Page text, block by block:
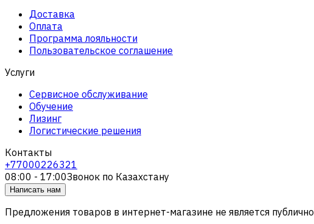
Доставка
Оплата
Программа лояльности
Пользовательское соглашение
Услуги
Сервисное обслуживание
Обучение
Лизинг
Логистические решения
Контакты
+77000226321
08:00 - 17:00Звонок по Казахстану
Написать нам
Предложения товаров в интернет-магазине не является